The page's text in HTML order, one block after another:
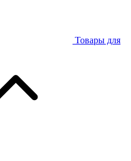
Товары для